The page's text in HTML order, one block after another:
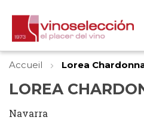
Accueil Lorea
LOREA
Navarra